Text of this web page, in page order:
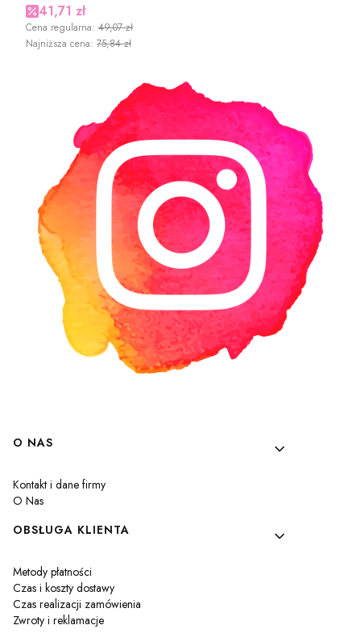
Cena promocyjna
41,71 zł
Cena regularna: 49,07 zł
Najniższa cena: 75,84 zł
Linki w stopce
O NAS
Kontakt i dane firmy
O Nas
OBSŁUGA KLIENTA
Metody płatności
Czas i koszty dostawy
Czas realizacji zamówienia
Zwroty i reklamacje